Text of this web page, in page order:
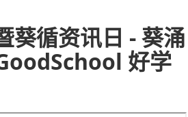
葵循资讯日 - 葵涌
好学